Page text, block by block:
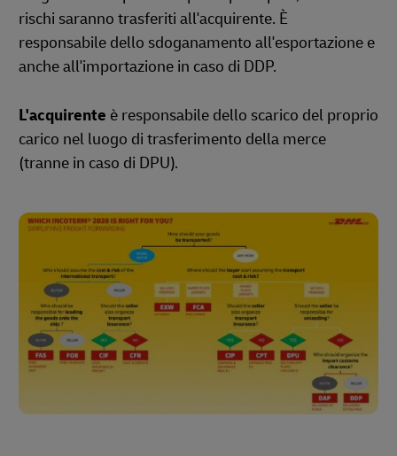
rischi saranno trasferiti all'acquirente. È
responsabile dello sdoganamento all'esportazione e
anche all'importazione in caso di DDP.
L'acquirente è responsabile dello scarico del proprio
carico nel luogo di trasferimento della merce
(tranne in caso di DPU).